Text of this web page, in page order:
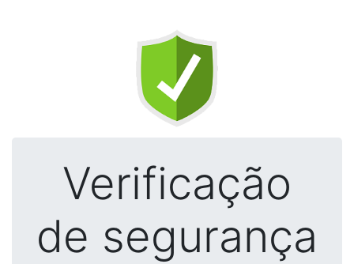
Verificação
de segurança